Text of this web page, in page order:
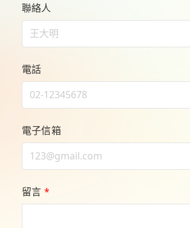
聯絡人
電話
電子信箱
留言 *